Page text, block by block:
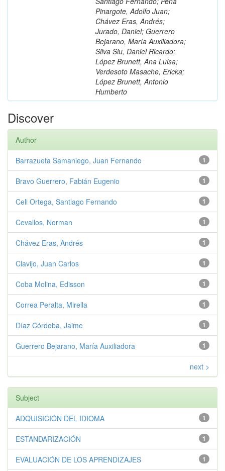
Pinargote, Adolfo Juan;
Chávez Eras, Andrés;
Jurado, Daniel; Guerrero
Bejarano, María Auxiliadora;
Silva Siu, Daniel Ricardo;
López Brunett, Ana Luisa;
Verdesoto Masache, Ericka;
López Brunett, Antonio
Humberto
Discover
Author
1
Barrazueta Samaniego, Juan Fernando
1
Bravo Guerrero, Fabián Eugenio
1
Celi Ortega, Santiago Fernando
1
Cevallos, Norman
1
Chávez Eras, Andrés
1
Clavijo, Juan Carlos
1
Coba Molina, Edisson
1
Correa Peralta, Mirella
1
Díaz Córdoba, Jaime
1
Guerrero Bejarano, María Auxiliadora
next >
Subject
1
ADQUISICIÓN DEL IDIOMA
1
ESTANDARIZACIÓN
1
EVALUACIÓN DE LOS APRENDIZAJES